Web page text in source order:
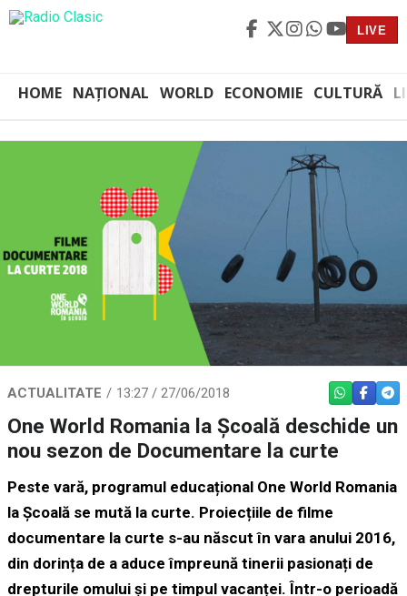
LIVE
HOME NAȚIONAL WORLD ECONOMIE CULTURĂ
ACTUALITATE 13:27 / 27/06/2018 WHATSAPP
One World Romania la Școală deschide un
nou sezon de Documentare la curte
Peste vară, programul educațional One World Romania
la Școală se mută la curte. Proiecțiile de filme
documentare la curte s-au născut în vara anului 2016,
din dorința de a aduce împreună tinerii pasionați de
drepturile omului și pe timpul vacanței. Într-o perioadă